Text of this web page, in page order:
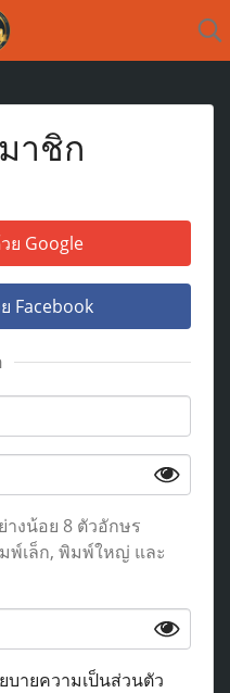
าชิก
ย Google
Facebook
งน้อย 8 ตัวอักษร
พ์เล็ก, พิมพ์ใหญ่ และ
บายความเป็นส่วนตัว